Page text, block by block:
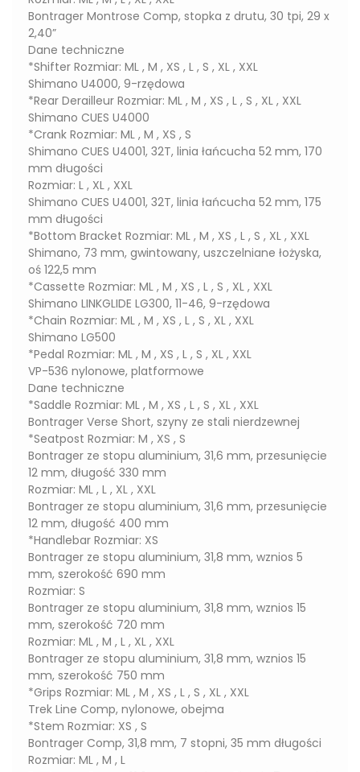
Bontrager Montrose Comp, stopka z drutu, 30 tpi, 29 x
2,40”
Dane techniczne
*Shifter Rozmiar: ML , M , XS , L , S , XL , XXL
Shimano U4000, 9-rzędowa
*Rear Derailleur Rozmiar: ML , M , XS , L , S , XL , XXL
Shimano CUES U4000
*Crank Rozmiar: ML , M , XS , S
Shimano CUES U4001, 32T, linia łańcucha 52 mm, 170
mm długości
Rozmiar: L , XL , XXL
Shimano CUES U4001, 32T, linia łańcucha 52 mm, 175
mm długości
*Bottom Bracket Rozmiar: ML , M , XS , L , S , XL , XXL
Shimano, 73 mm, gwintowany, uszczelniane łożyska,
oś 122,5 mm
*Cassette Rozmiar: ML , M , XS , L , S , XL , XXL
Shimano LINKGLIDE LG300, 11-46, 9-rzędowa
*Chain Rozmiar: ML , M , XS , L , S , XL , XXL
Shimano LG500
*Pedal Rozmiar: ML , M , XS , L , S , XL , XXL
VP-536 nylonowe, platformowe
Dane techniczne
*Saddle Rozmiar: ML , M , XS , L , S , XL , XXL
Bontrager Verse Short, szyny ze stali nierdzewnej
*Seatpost Rozmiar: M , XS , S
Bontrager ze stopu aluminium, 31,6 mm, przesunięcie
12 mm, długość 330 mm
Rozmiar: ML , L , XL , XXL
Bontrager ze stopu aluminium, 31,6 mm, przesunięcie
12 mm, długość 400 mm
*Handlebar Rozmiar: XS
Bontrager ze stopu aluminium, 31,8 mm, wznios 5
mm, szerokość 690 mm
Rozmiar: S
Bontrager ze stopu aluminium, 31,8 mm, wznios 15
mm, szerokość 720 mm
Rozmiar: ML , M , L , XL , XXL
Bontrager ze stopu aluminium, 31,8 mm, wznios 15
mm, szerokość 750 mm
*Grips Rozmiar: ML , M , XS , L , S , XL , XXL
Trek Line Comp, nylonowe, obejma
*Stem Rozmiar: XS , S
Bontrager Comp, 31,8 mm, 7 stopni, 35 mm długości
Rozmiar: ML , M , L